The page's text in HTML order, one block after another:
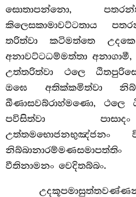
සොතාපන්නො,
කිලෙසකාමාවට්ටතාය
තරිත්වා කටිමත්තෙ
අනාවට්ටධම්මත්තා
උත්තරිත්වා ථලෙ
ඔඝෙ අතික්කමිත්වා
ඛීණාසවබ්රාහ්මණො, ථලෙ
පවිසිත්වා
උත්තමභොජනභුඤ්ජනං
වීතිනාමනං වෙදිතබ්බං.